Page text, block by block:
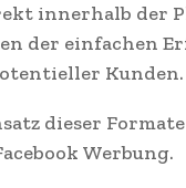
innerhalb der
der einfachen
Kunden.
dieser
Werbung.